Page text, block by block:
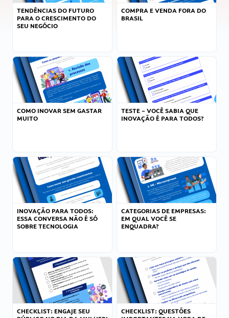
TENDÊNCIAS DO FUTURO
PARA O CRESCIMENTO DO
SEU NEGÓCIO
COMPRA E VENDA FORA DO
BRASIL
COMO INOVAR SEM GASTAR
MUITO
TESTE – VOCÊ SABIA QUE
INOVAÇÃO É PARA TODOS?
INOVAÇÃO PARA TODOS:
ESSA CONVERSA NÃO É SÓ
SOBRE TECNOLOGIA
CATEGORIAS DE EMPRESAS:
EM QUAL VOCÊ SE
ENQUADRA?
CHECKLIST: ENGAJE SEU
CHECKLIST: QUESTÕES